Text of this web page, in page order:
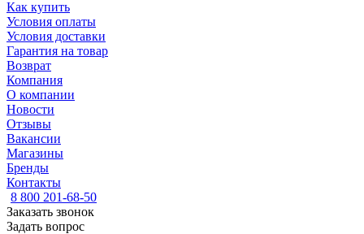
Как купить
Условия оплаты
Условия доставки
Гарантия на товар
Возврат
Компания
О компании
Новости
Отзывы
Вакансии
Магазины
Бренды
Контакты
8 800 201-68-50
Заказать звонок
Задать вопрос